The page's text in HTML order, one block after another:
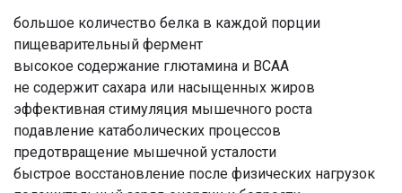
большое количество белка в каждой порции
пищеварительный фермент
высокое содержание глютамина и BCAA
не содержит сахара или насыщенных жиров
эффективная стимуляция мышечного роста
подавление катаболических процессов
предотвращение мышечной усталости
быстрое восстановление после физических нагрузок